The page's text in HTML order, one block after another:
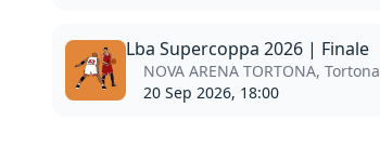
Lba Supercoppa 2026 | Finale
NOVA ARENA TORTONA, Tortona
20 Sep 2026, 18:00